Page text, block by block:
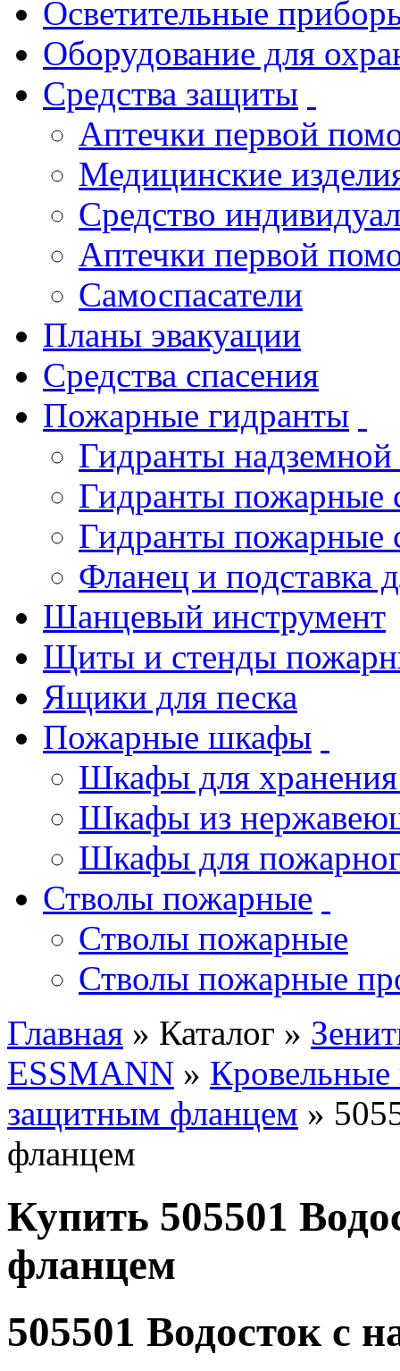
Осветительные
Оборудование для
Средства защиты
Аптечки первой
Медицинские
Средство
Аптечки первой
Самоспасатели
Планы эвакуации
Средства спасения
Пожарные гидранты
Гидранты
Гидранты пожарные
Гидранты пожарные
Фланец и подставка
Шанцевый инструмент
Щиты и стенды
Ящики для песка
Пожарные шкафы
Шкафы для хранения
Шкафы из
Шкафы для
Стволы пожарные
Стволы пожарные
Стволы пожарные
Главная » Каталог »
ESSMANN » Кровельные
защитным фланцем »
фланцем
Купить 505501
фланцем
505501 Водосток с